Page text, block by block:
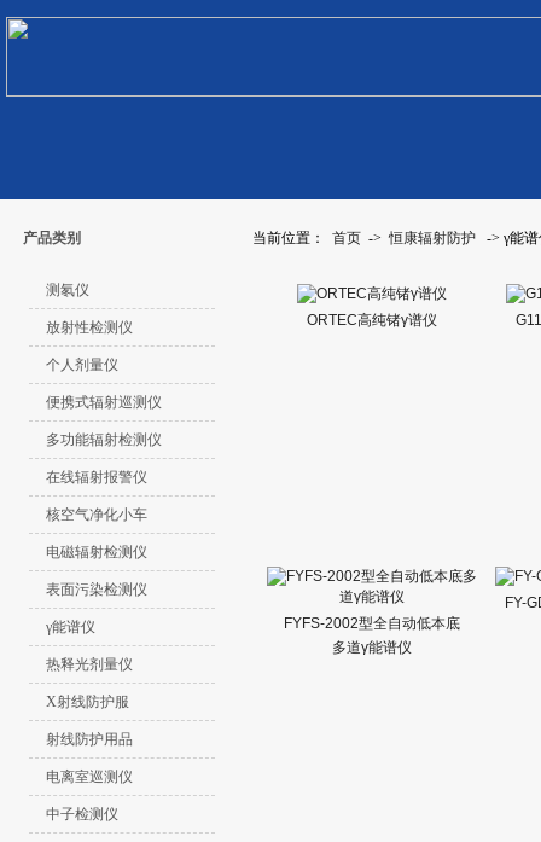
产品类别 当前位置： 首页 -> 恒康辐射防护 -> γ能
测氡仪
放射性检测仪
个人剂量仪
便携式辐射巡测仪
多功能辐射检测仪
在线辐射报警仪
核空气净化小车
电磁辐射检测仪
表面污染检测仪
γ能谱仪
热释光剂量仪
X射线防护服
射线防护用品
电离室巡测仪
中子检测仪
ORTEC高纯锗γ谱仪
FYFS-2002型全自动低本底
多道γ能谱仪
FY-